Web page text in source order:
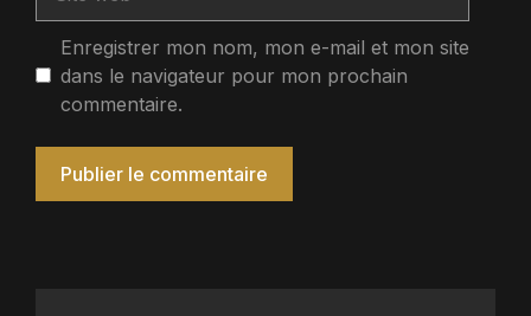
web
Enregistrer mon nom, mon e-mail et mon site
dans le navigateur pour mon prochain
commentaire.